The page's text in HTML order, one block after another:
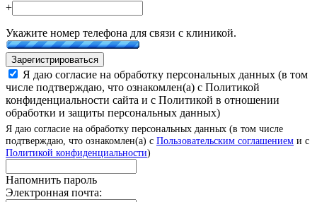
+
Укажите номер телефона для связи с клиникой.
Зарегистрироваться
Я даю согласие на обработку персональных данных (в том
числе подтверждаю, что ознакомлен(а) с Политикой
конфиденциальности сайта и с Политикой в отношении
обработки и защиты персональных данных)
Я даю согласие на обработку персональных данных (в том числе
подтверждаю, что ознакомлен(а) с Пользовательским соглашением и с
Политикой конфиденциальности)
Напомнить пароль
Электронная почта: